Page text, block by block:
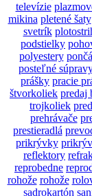
televízie
mikina pletené šaty
svetrík
podstielky
polyestery pončá
posteľné
prášky pracie
štvorkoliek predaj
trojkoliek
prehrávače
prestieradlá
prikrývky
reflektory
reprobedne
rohože rohože
sadrokartón